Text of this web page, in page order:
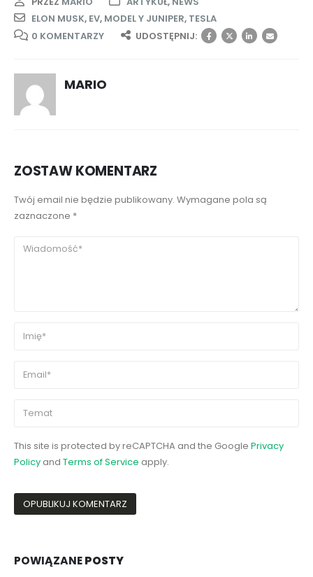
ELON MUSK, EV, MODEL Y JUNIPER, TESLA
0 KOMENTARZY
UDOSTĘPNIJ:
MARIO
ZOSTAW KOMENTARZ
Twój email nie będzie publikowany. Wymagane pola są
zaznaczone *
This site is protected by reCAPTCHA and the Google Privacy
Policy and Terms of Service apply.
POWIĄZANEPOSTY